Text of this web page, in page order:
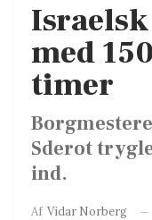
med
timer
Sderot
ind.
Af Vidar Norberg